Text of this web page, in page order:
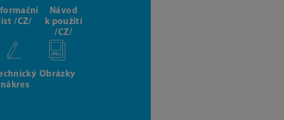
/CZ/
Návod
k použití
/CZ/
nákres
Obrázky